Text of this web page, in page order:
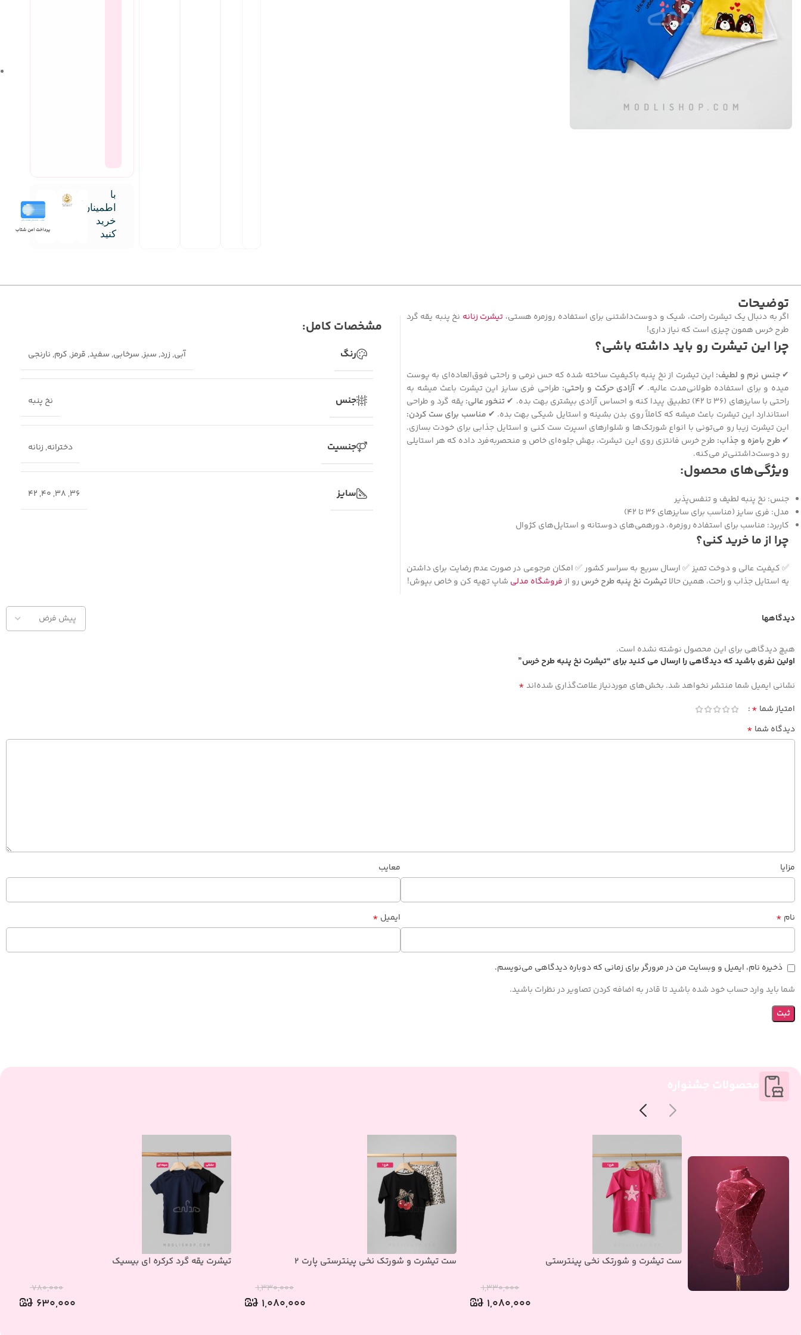
با
اطمینان
خرید
کنید
توضیحات
اگر به دنبال یک تیشرت راحت، شیک و دوست‌داشتنی برای استفاده روزمره هستی، تیشرت زنانه نخ پنبه یقه گرد
طرح خرس همون چیزی‌ است که نیاز داری!
چرا این تیشرت رو باید داشته باشی؟
✔جنس نرم و لطیف: این تیشرت از نخ پنبه باکیفیت ساخته شده که حس نرمی و راحتی فوق‌العاده‌ای به پوست
میده و برای استفاده طولانی‌مدت عالیه. ✔آزادی حرکت و راحتی: طراحی فری سایز این تیشرت باعث میشه به
راحتی با سایزهای (36 تا 42) تطبیق پیدا کنه و احساس آزادی بیشتری بهت بده. ✔
تنخور عالی: یقه گرد و طراحی
استاندارد این تیشرت باعث میشه که کاملاً روی بدن بشینه و استایل شیکی بهت بده. ✔ مناسب برای ست کردن:
این تیشرت زیبا رو می‌تونی با انواع شورتک‌ها و شلوارهای اسپرت ست کنی و استایل جذابی برای خودت بسازی.
✔طرح بامزه و جذاب: طرح خرس فانتزی روی این تیشرت، بهش جلوه‌ای خاص و منحصربه‌فرد داده که هر استایلی
رو دوست‌داشتنی‌تر می‌کنه.
ویژگی‌های محصول:
جنس: نخ پنبه لطیف و تنفس‌پذیر
مدل: فری سایز (مناسب برای سایزهای 36 تا 42)
کاربرد: مناسب برای استفاده روزمره، دورهمی‌های دوستانه و استایل‌های کژوال
چرا از ما خرید کنی؟
✅ کیفیت عالی و دوخت تمیز ✅ ارسال سریع به سراسر کشور ✅ امکان مرجوعی در صورت عدم رضایت برای داشتن
یه استایل جذاب و راحت، همین حالاتیشرت نخ پنبه طرح خرس رو ازفروشگاه مدلی شاپ تهیه کن و خاص بپوش!
مشخصات کامل:
رنگ آبی, زرد, سبز, سرخابی, سفید, قرمز, کرم, نارنجی
جنس نخ پنبه
جنسیت دخترانه, زنانه
سایز 36
,
38
,
40
,
42
دیدگاهها
هیچ دیدگاهی برای این محصول نوشته نشده است.
اولین نفری باشید که دیدگاهی را ارسال می کنید برای “تیشرت نخ پنبه طرح خرس”
نشانی ایمیل شما منتشر نخواهد شد. بخش‌های موردنیاز علامت‌گذاری شده‌اند*
امتیاز شما *
دیدگاه شما *
مزایا معایب
نام * ایمیل *
ذخیره نام، ایمیل و وبسایت من در مرورگر برای زمانی که دوباره دیدگاهی می‌نویسم.
شما باید وارد حساب خود شده باشید تا قادر به اضافه کردن تصاویر در نظرات باشید.
محصولات جشنواره
ست تیشرت و شورتک نخی پینترستی
۱,۳۳۰,۰۰۰
۱,۰۸۰,۰۰۰
ست تیشرت و شورتک نخی پینترستی پارت 2
۱,۳۳۰,۰۰۰
۱,۰۸۰,۰۰۰
تیشرت یقه گرد کرکره ای بیسیک
۷۸۰,۰۰۰
۶۳۰,۰۰۰